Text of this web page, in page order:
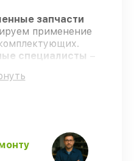
запчасти
применение
специалисты –
работу
– все все виды